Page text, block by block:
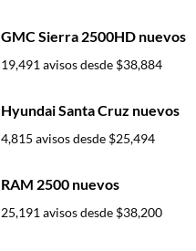
GMC Sierra 2500HD nuevos
19,491 avisos desde $38,884
Hyundai Santa Cruz nuevos
4,815 avisos desde $25,494
RAM 2500 nuevos
25,191 avisos desde $38,200